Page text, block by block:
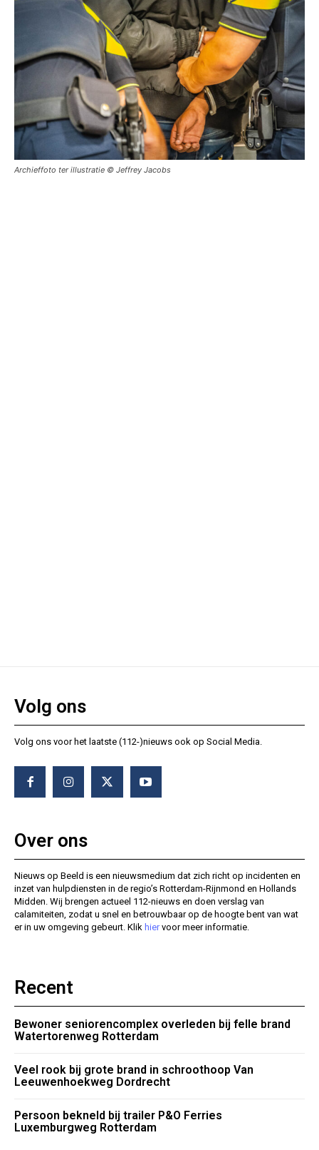
Archieffoto ter illustratie © Jeffrey Jacobs
Volg ons
Volg ons voor het laatste (112-)nieuws ook op Social Media.
Over ons
Nieuws op Beeld is een nieuwsmedium dat zich richt op incidenten en
inzet van hulpdiensten in de regio’s Rotterdam-Rijnmond en Hollands
Midden. Wij brengen actueel 112-nieuws en doen verslag van
calamiteiten, zodat u snel en betrouwbaar op de hoogte bent van wat
er in uw omgeving gebeurt. Klik hiervoor meer informatie.
Recent
Bewoner seniorencomplex overleden bij felle brand
Watertorenweg Rotterdam
Veel rook bij grote brand in schroothoop Van
Leeuwenhoekweg Dordrecht
Persoon bekneld bij trailer P&O Ferries
Luxemburgweg Rotterdam